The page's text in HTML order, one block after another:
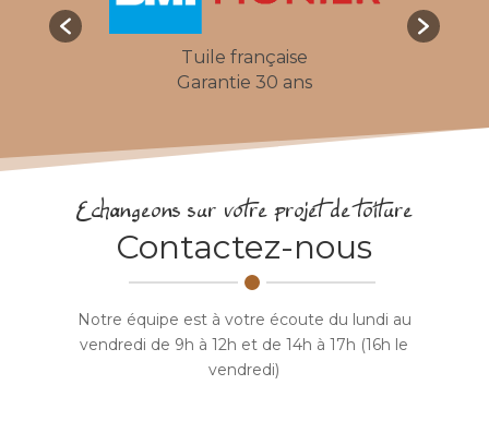
Isolation
Echangeons sur votre projet de toiture
Contactez-nous
Notre équipe est à votre écoute du lundi au
vendredi de 9h à 12h et de 14h à 17h (16h le
vendredi)